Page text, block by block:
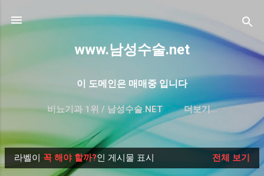
기본 콘텐츠로 건너뛰기
www.남성수술.net
이 도메인은 매매중 입니다
비뇨기과 1위 / 남성수술.NET 더보기…
프리미엄 한글 도메인 매매-대방출
글
라벨이 꼭 해야 할까?인 게시물 표시 전체 보기